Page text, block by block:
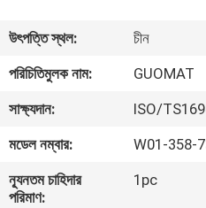
আমাদের
সম্পর্কে
কারখানা
ভ্রমণ
উৎপত্তি স্থল:
চীন
পরিচিতিমুলক নাম:
GUOMAT
সাক্ষ্যদান:
ISO/
মডেল নম্বার:
W01-358-
ন্যূনতম চাহিদার
পরিমাণ:
1pc